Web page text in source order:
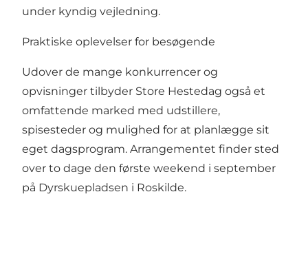
under kyndig vejledning.
Praktiske oplevelser for besøgende
Udover de mange konkurrencer og
opvisninger tilbyder Store Hestedag også et
omfattende marked med udstillere,
spisesteder og mulighed for at planlægge sit
eget dagsprogram. Arrangementet finder sted
over to dage den første weekend i september
på Dyrskuepladsen i Roskilde.